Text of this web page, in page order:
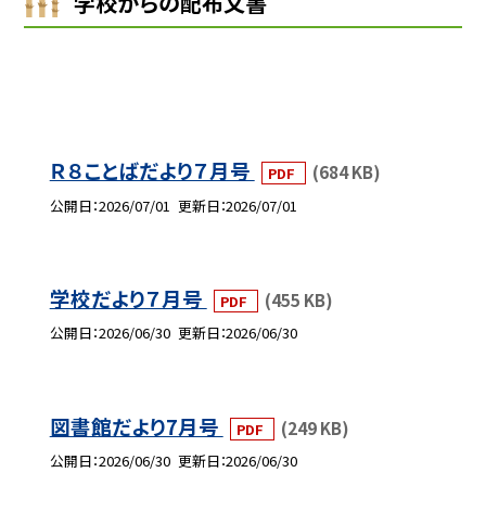
Ｒ８ことばだより７月号 PDF (684 KB)
公開日 2026/07/01 更新日 2026/07/01
学校だより７月号 PDF (455 KB)
公開日 2026/06/30 更新日 2026/06/30
図書館だより7月号 PDF (249 KB)
公開日 2026/06/30 更新日 2026/06/30